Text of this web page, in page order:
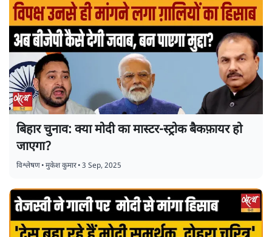
बिहार चुनाव: क्या मोदी का मास्टर-स्ट्रोक बैकफ़ायर हो
जाएगा?
विश्लेषण•मुकेश कुमार•3 Sep, 2025